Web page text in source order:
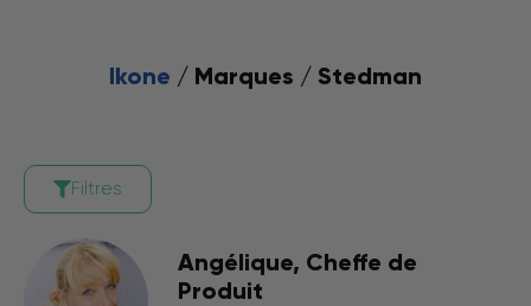
Ikone / Marques / Stedman
Filtres
Angélique, Cheffe de
Produit